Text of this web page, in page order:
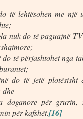
të lehtësohen me një
nuk do të paguajnë
të përjashtohet nga
do të jetë plotësisht
dhe
doganore për grurin,
për kafshët.[16]